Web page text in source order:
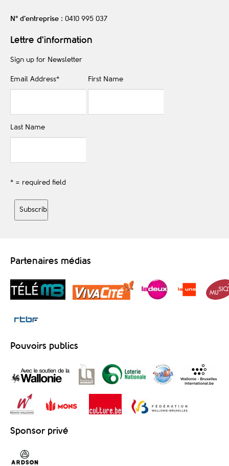
N° d’entreprise : 0410 995 037
Lettre d'information
Sign up for Newsletter
Email Address* First Name
Last Name
* = required field
Partenaires médias
Pouvoirs publics
Sponsor privé